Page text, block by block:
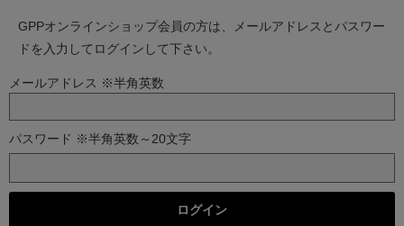
GPPオンラインショップ会員の方は、メールアドレスとパスワー
ドを入力してログインして下さい。
メールアドレス ※半角英数
パスワード ※半角英数～20文字